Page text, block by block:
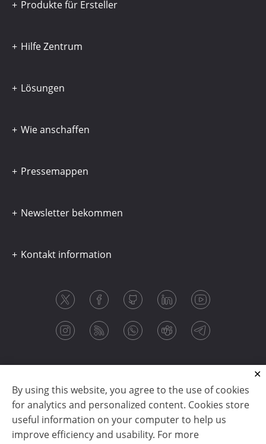
By using this website, you agree to the use of cookies
for analytics and personalized content. Cookies store
useful information on your computer to help us
improve efficiency and usability. For more
Produkte für Ersteller
Hilfe Zentrum
Lösungen
Wie anschaffen
Pressemappen
Newsletter bekommen
Kontakt information